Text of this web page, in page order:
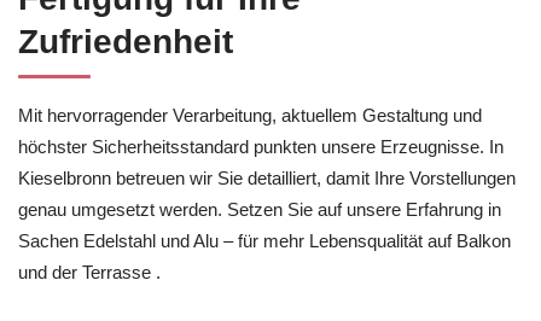
Zufriedenheit
Mit hervorragender Verarbeitung, aktuellem Gestaltung und
höchster Sicherheitsstandard punkten unsere Erzeugnisse. In
Kieselbronn betreuen wir Sie detailliert, damit Ihre Vorstellungen
genau umgesetzt werden. Setzen Sie auf unsere Erfahrung in
Sachen Edelstahl und Alu – für mehr Lebensqualität auf Balkon
und der Terrasse .